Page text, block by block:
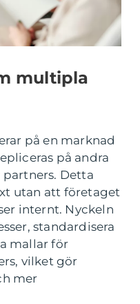
multipla
på en marknad
på andra
Detta
utan att företaget
internt. Nyckeln
standardisera
mallar för
vilket gör
mer